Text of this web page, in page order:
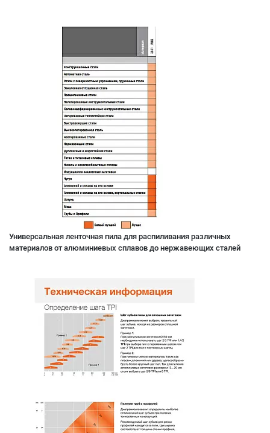
Универсальная ленточная пила для распиливания различных
материалов от алюминиевых сплавов до нержавеющих сталей